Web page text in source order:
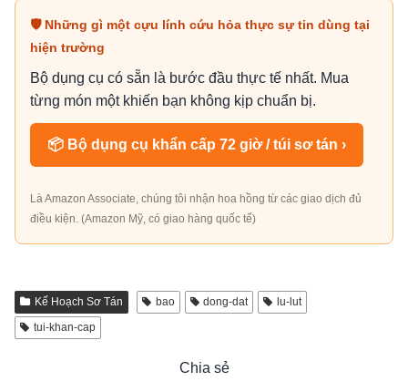
🛡 Những gì một cựu lính cứu hỏa thực sự tin dùng tại
hiện trường
Bộ dụng cụ có sẵn là bước đầu thực tế nhất. Mua
từng món một khiến bạn không kịp chuẩn bị.
📦 Bộ dụng cụ khẩn cấp 72 giờ / túi sơ tán ›
Là Amazon Associate, chúng tôi nhận hoa hồng từ các giao dịch đủ
điều kiện. (Amazon Mỹ, có giao hàng quốc tế)
Kế Hoạch Sơ Tán bao dong-dat
lu-lut
tui-khan-cap
Chia sẻ